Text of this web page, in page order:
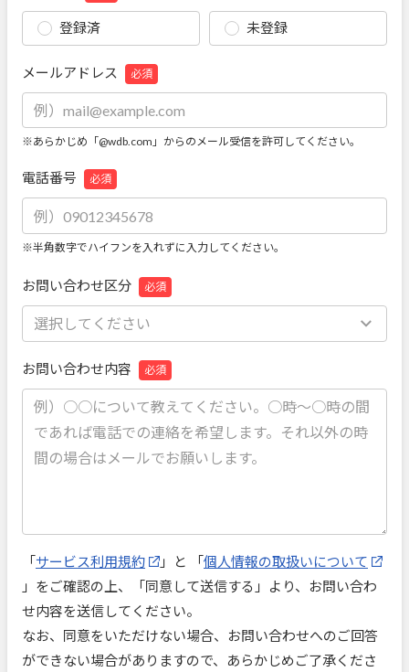
登録済 未登録
メールアドレス 必須
※あらかじめ「@wdb.com」からのメール受信を許可してください。
電話番号 必須
※半角数字でハイフンを入れずに入力してください。
お問い合わせ区分 必須
お問い合わせ内容 必須
「サービス利用規約 」と 「個人情報の取扱いについて
」をご確認の上、「同意して送信する」より、お問い合わ
せ内容を送信してください。
なお、同意をいただけない場合、お問い合わせへのご回答
ができない場合がありますので、あらかじめご了承くださ